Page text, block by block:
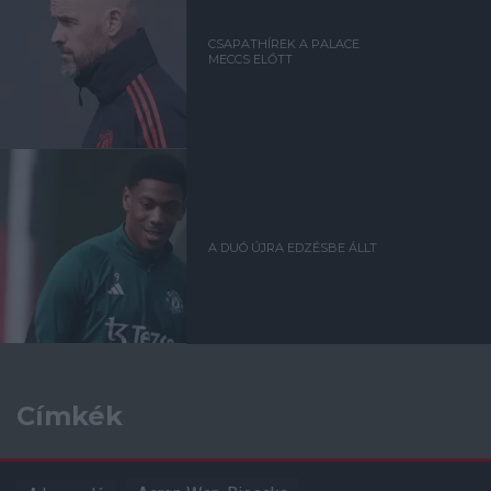
CSAPATHÍREK A PALACE
MECCS ELŐTT
A DUÓ ÚJRA EDZÉSBE ÁLLT
Címkék